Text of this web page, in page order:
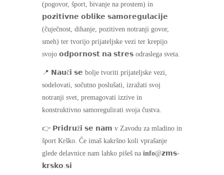
(pogovor, šport, bivanje na prostem) in
𝗽𝗼𝘇𝗶𝘁𝗶𝘃𝗻𝗲 𝗼𝗯𝗹𝗶𝗸𝗲 𝘀𝗮𝗺𝗼𝗿𝗲𝗴𝘂𝗹𝗮𝗰𝗶𝗷𝗲
(čuječnost, dihanje, pozitiven notranji govor,
smeh) ter tvorijo prijateljske vezi ter krepijo
svojo 𝗼𝗱𝗽𝗼𝗿𝗻𝗼𝘀𝘁 𝗻𝗮 𝘀𝘁𝗿𝗲𝘀 odraslega sveta.
📍 𝗡𝗮𝘂č𝗶 𝘀𝗲 bolje tvoriti prijateljske vezi,
sodelovati, sočutno poslušati, izražati svoj
notranji svet, premagovati izzive in
konstruktivno samoregulirati svoja čustva.
👉 𝗣𝗿𝗶𝗱𝗿𝘂ž𝗶 𝘀𝗲 𝗻𝗮𝗺 v Zavodu za mladino in
šport Krško. Če imaš kakršno koli vprašanje
glede delavnice nam lahko pišeš na info@𝘇𝗺𝘀-
𝗸𝗿𝘀𝗸𝗼.𝘀𝗶